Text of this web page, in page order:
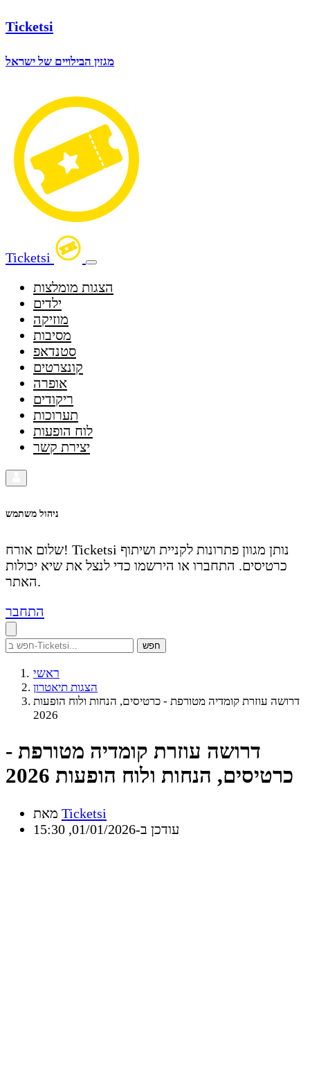
Ticketsi
מגזין הבילויים של ישראל
Ticketsi
הצגות מומלצות
ילדים
מוזיקה
מסיבות
סטנדאפ
קונצרטים
אופרה
ריקודים
תערוכות
לוח הופעות
יצירת קשר
ניהול משתמש
שלום אורח! Ticketsi נותן מגוון פתרונות לקניית ושיתוף
כרטיסים. התחברו או הירשמו כדי לנצל את שיא יכולות
האתר.
התחבר
חפש
ראשי
הצגות תיאטרון
דרושה עוזרת קומדיה מטורפת - כרטיסים, הנחות ולוח הופעות
2026
דרושה עוזרת קומדיה מטורפת -
כרטיסים, הנחות ולוח הופעות 2026
Ticketsi
עודכן ב-01/01/2026, 15:30